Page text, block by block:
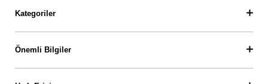
Kategoriler
Önemli Bilgiler